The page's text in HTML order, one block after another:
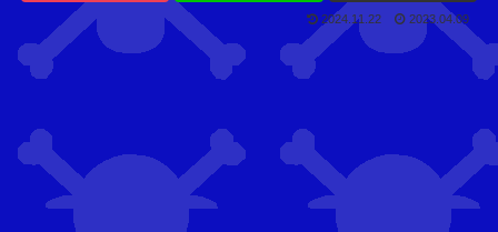
2024.11.22 2023.04.09